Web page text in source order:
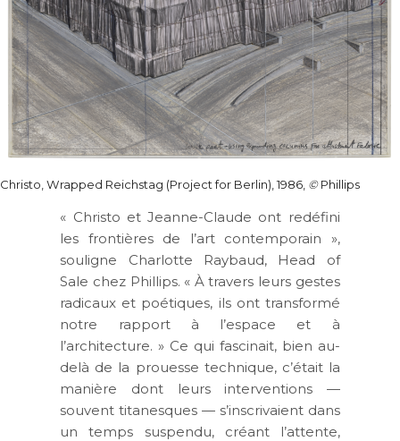
Christo, Wrapped Reichstag (Project for Berlin), 1986, ©Phillips
« Christo et Jeanne-Claude ont redéfini
les frontières de l’art contemporain »,
souligne Charlotte Raybaud, Head of
Sale chez Phillips. « À travers leurs gestes
radicaux et poétiques, ils ont transformé
notre rapport à l’espace et à
l’architecture. » Ce qui fascinait, bien au-
delà de la prouesse technique, c’était la
manière dont leurs interventions —
souvent titanesques — s’inscrivaient dans
un temps suspendu, créant l’attente,